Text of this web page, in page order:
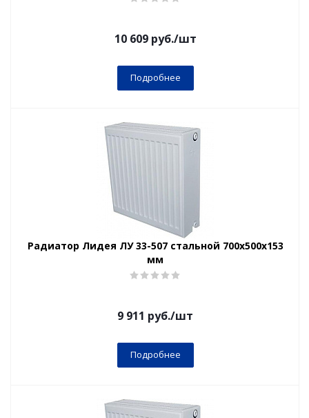
10 609руб./шт
Подробнее
Радиатор Лидея ЛУ 33-507 стальной 700x500x153
мм
9 911 руб./шт
Подробнее